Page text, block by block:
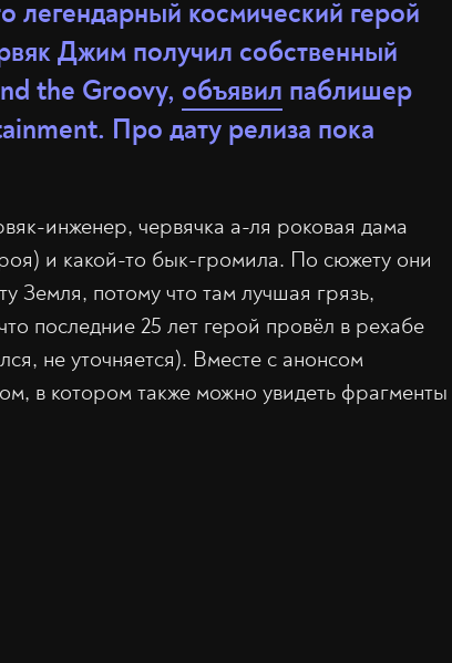
легендарный космический герой
Джим получил собственный
the Groovy, объявил паблишер
Про дату релиза пока
инженер, червячка а-ля роковая дама
и какой-то бык-громила. По сюжету они
Земля, потому что там лучшая грязь,
последние 25 лет герой провёл в рехабе
не уточняется). Вместе с анонсом
в котором также можно увидеть фрагменты